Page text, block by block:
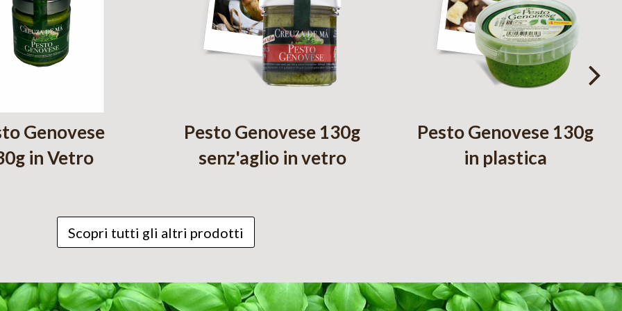
Genovese
in Vetro
Pesto Genovese 130g
senz'aglio in vetro
Pesto Genovese 130g
in plastica
Scopri tutti gli altri prodotti